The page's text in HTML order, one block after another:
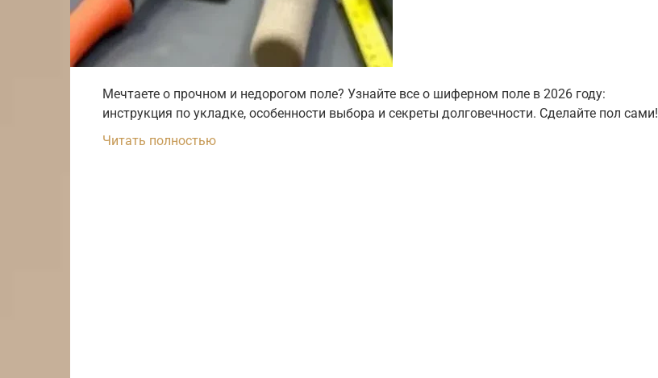
Мечтаете о прочном и недорогом поле? Узнайте все о шиферном поле в 2026 году:
инструкция по укладке, особенности выбора и секреты долговечности. Сделайте пол сами!
Читать полностью